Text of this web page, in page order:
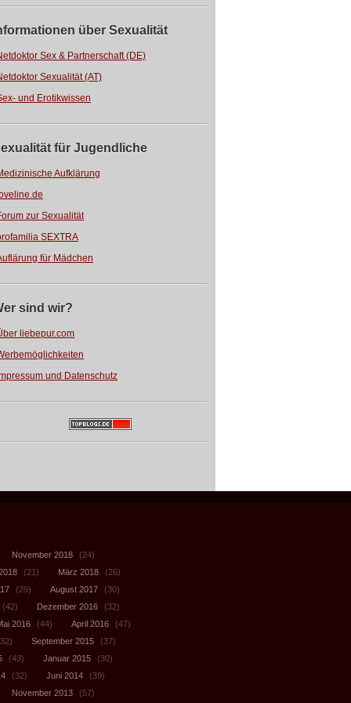
über Sexualität
Sex & Partnerschaft (DE)
Sexualität (AT)
und Erotikwissen
für Jugendliche
Aufklärung
zur Sexualität
SEXTRA
für Mädchen
sind wir?
liebepur.com
und Datenschutz
November 2018
(24)
(21) März 2018
(26)
(29) August 2017
(30)
(42)
Dezember 2016
(32)
2016
(44) April 2016
(47)
September 2015
(37)
(43) Januar 2015
(30)
(32) Juni 2014
(39)
November 2013
(57)